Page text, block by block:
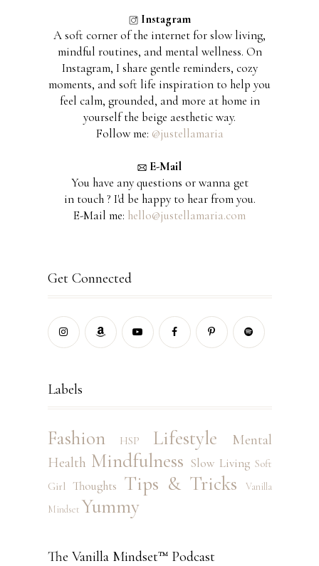
Instagram
A soft corner of the internet for slow living,
mindful routines, and mental wellness. On
Instagram, I share gentle reminders, cozy
moments, and soft life inspiration to help you
feel calm, grounded, and more at home in
yourself the beige aesthetic way.
Follow me: @justellamaria
E-Mail
You have any questions or wanna get
in touch ? I'd be happy to hear from you.
E-Mail me: hello@justellamaria.com
Get Connected
Labels
Fashion HSP Lifestyle
Mental
Health Mindfulness Slow Living Soft
Girl
Thoughts Tips & Tricks
Vanilla
Mindset Yummy
The Vanilla Mindset™ Podcast